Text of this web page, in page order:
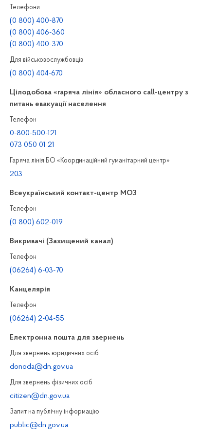
Телефони
(0 800) 400-870
(0 800) 406-360
(0 800) 400-370
Для військовослужбовців
(0 800) 404-670
Цілодобова «гаряча лінія» обласного call-центру з
питань евакуації населення
Телефон
0-800-500-121
073 050 01 21
Гаряча лінія БО «Координаційний гуманітарний центр»
203
Всеукраїнський контакт-центр МОЗ
Телефон
(0 800) 602-019
Викривачі (Захищений канал)
Телефон
(06264) 6-03-70
Канцелярiя
Телефон
(06264) 2-04-55
Електронна пошта для звернень
Для звернень юридичних осiб
donoda@dn.gov.ua
Для звернень фізичних осiб
citizen@dn.gov.ua
Запит на публiчну інформацiю
public@dn.gov.ua